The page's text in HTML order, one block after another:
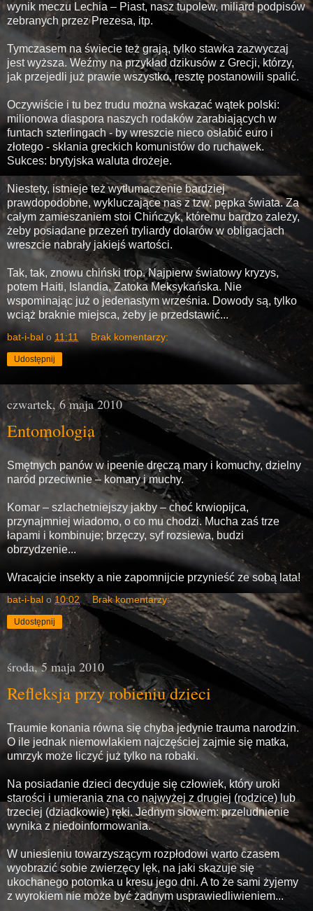
wynik meczu Lechia – Piast, nasz tupolew, miliard podpisów
zebranych przez Prezesa, itp.
Tymczasem na świecie też grają, tylko stawka zazwyczaj
jest wyższa. Weźmy na przykład dzikusów z Grecji, którzy,
jak przejedli już prawie wszystko, resztę postanowili spalić.
Oczywiście i tu bez trudu można wskazać wątek polski:
milionowa diaspora naszych rodaków zarabiających w
funtach szterlingach - by wreszcie nieco osłabić euro i
złotego - skłania greckich komunistów do ruchawek.
Sukces: brytyjska waluta drożeje.
Niestety, istnieje też wytłumaczenie bardziej
prawdopodobne, wykluczające nas z tzw. pępka świata. Za
całym zamieszaniem stoi Chińczyk, któremu bardzo zależy,
żeby posiadane przezeń tryliardy dolarów w obligacjach
wreszcie nabrały jakiejś wartości.
Tak, tak, znowu chiński trop. Najpierw światowy kryzys,
potem Haiti, Islandia, Zatoka Meksykańska. Nie
wspominając już o jedenastym września. Dowody są, tylko
wciąż braknie miejsca, żeby je przedstawić...
bat-i-bal o 11:11 Brak komentarzy:
Udostępnij
czwartek, 6 maja 2010
Entomologia
Smętnych panów w ipeenie dręczą mary i komuchy, dzielny
naród przeciwnie – komary i muchy.
Komar – szlachetniejszy jakby – choć krwiopijca,
przynajmniej wiadomo, o co mu chodzi. Mucha zaś trze
łapami i kombinuje; brzęczy, syf rozsiewa, budzi
obrzydzenie...
Wracajcie insekty a nie zapomnijcie przynieść ze sobą lata!
bat-i-bal o 10:02 Brak komentarzy:
Udostępnij
środa, 5 maja 2010
Refleksja przy robieniu dzieci
Traumie konania równa się chyba jedynie trauma narodzin.
O ile jednak niemowlakiem najczęściej zajmie się matka,
umrzyk może liczyć już tylko na robaki.
Na posiadanie dzieci decyduje się człowiek, który uroki
starości i umierania zna co najwyżej z drugiej (rodzice) lub
trzeciej (dziadkowie) ręki. Jednym słowem: przeludnienie
wynika z niedoinformowania.
W uniesieniu towarzyszącym rozpłodowi warto czasem
wyobrazić sobie zwierzęcy lęk, na jaki skazuje się
ukochanego potomka u kresu jego dni. A to że sami żyjemy
z wyrokiem nie może być żadnym usprawiedliwieniem...